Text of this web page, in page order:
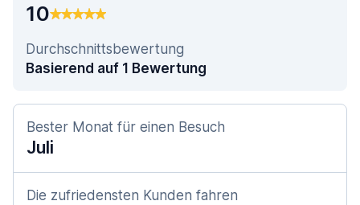
10
Durchschnittsbewertung
Basierend auf 1 Bewertung
Bester Monat für einen Besuch
Juli
Die zufriedensten Kunden fahren